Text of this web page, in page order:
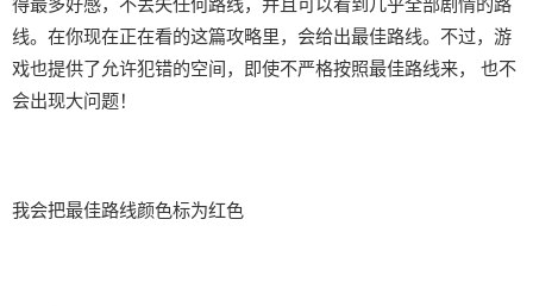
线。在你现在正在看的这篇攻略里，会给出最佳路线。不过，游
戏也提供了允许犯错的空间，即使不严格按照最佳路线来， 也不
会出现大问题！
我会把最佳路线颜色标为红色